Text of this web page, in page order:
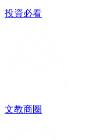
投資必看
文教商圈